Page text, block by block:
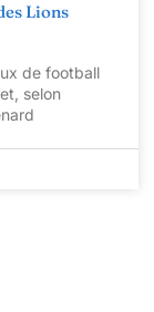
Lions
de football
selon